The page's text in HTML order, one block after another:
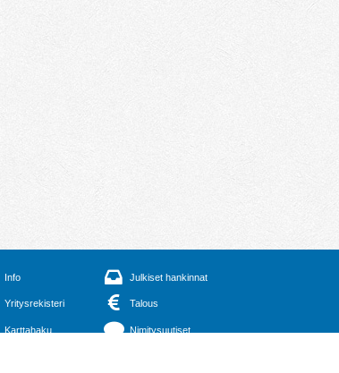
Info
Yritysrekisteri
Karttahaku
Julkiset hankinnat
Talous
Nimitysuutiset